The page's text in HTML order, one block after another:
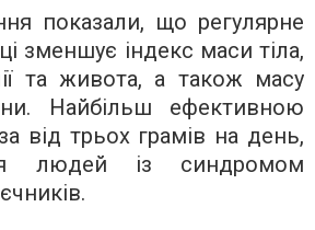
показали, що регулярне
зменшує індекс маси тіла,
та живота, а також масу
Найбільш ефективною
від трьох грамів на день,
людей із синдромом